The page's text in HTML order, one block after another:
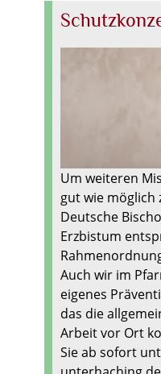
Um weiteren
gut wie möglich
Deutsche
Erzbistum
Auch wir im
eigenes
das die
Arbeit vor Ort
Sie ab sofort